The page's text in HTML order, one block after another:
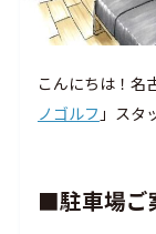
こんにちは！名
ノゴルフ 」スタ
■駐車場